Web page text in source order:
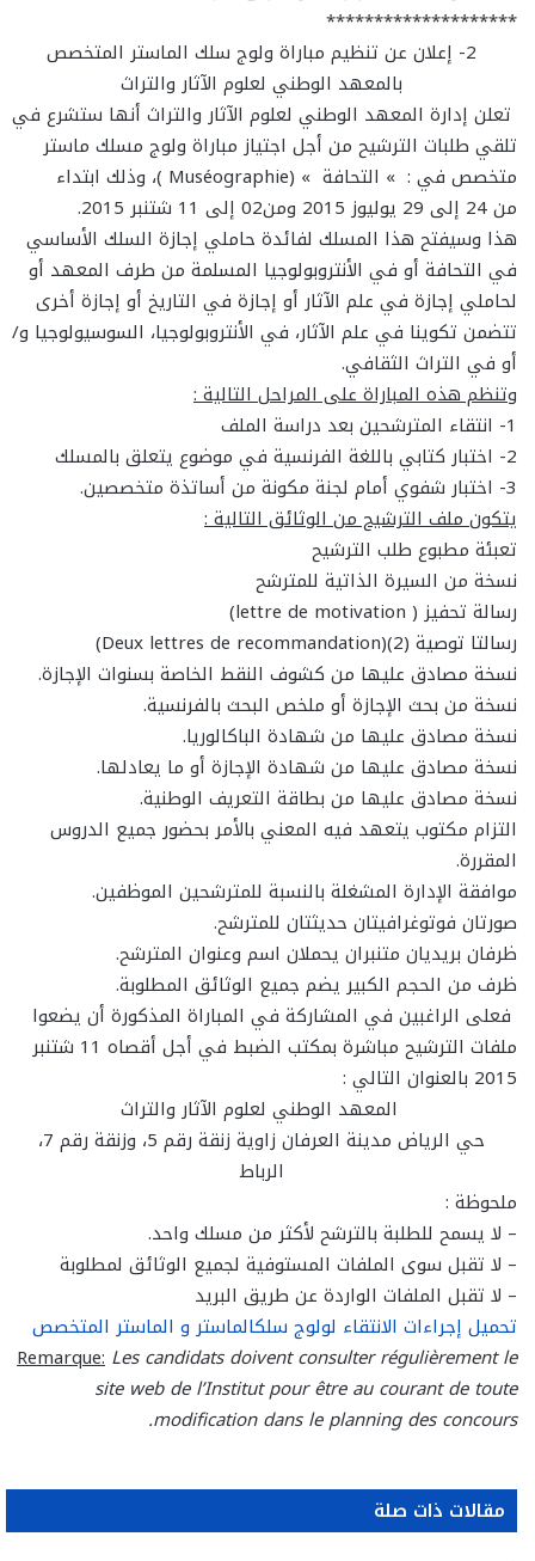
********************
2- إعلان عن تنظيم مباراة ولوج سلك الماستر المتخصص
بالمعهد الوطني لعلوم الآثار والتراث
تعلن إدارة المعهد الوطني لعلوم الآثار والتراث أنها ستشرع في
تلقي طلبات الترشيح من أجل اجتياز مباراة ولوج مسلك ماستر
متخصص في : » التحافة » (Muséographie )، وذلك ابتداء
من 24 إلى 29 يوليوز 2015 ومن02 إلى 11 شتنبر 2015.
هذا وسيفتح هذا المسلك لفائدة حاملي إجازة السلك الأساسي
في التحافة أو في الأنتروبولوجيا المسلمة من طرف المعهد أو
لحاملي إجازة في علم الآثار أو إجازة في التاريخ أو إجازة أخرى
تتضمن تكوينا في علم الآثار، في الأنتروبولوجيا، السوسيولوجيا و/
أو في التراث الثقافي.
وتنظم هذه المباراة على المراحل التالية :
1- انتقاء المترشحين بعد دراسة الملف
2- اختبار كتابي باللغة الفرنسية في موضوع يتعلق بالمسلك
3- اختبار شفوي أمام لجنة مكونة من أساتذة متخصصين.
يتكون ملف الترشيح من الوثائق التالية :
تعبئة مطبوع طلب الترشيح
نسخة من السيرة الذاتية للمترشح
رسالة تحفيز ( lettre de motivation
)
رسالتا توصية (2)(
Deux lettres de recommandation
)
نسخة مصادق عليها من كشوف النقط الخاصة بسنوات الإجازة.
نسخة من بحث الإجازة أو ملخص البحث بالفرنسية.
نسخة مصادق عليها من شهادة الباكالوريا.
نسخة مصادق عليها من شهادة الإجازة أو ما يعادلها.
نسخة مصادق عليها من بطاقة التعريف الوطنية.
التزام مكتوب يتعهد فيه المعني بالأمر بحضور جميع الدروس
المقررة.
موافقة الإدارة المشغلة بالنسبة للمترشحين الموظفين.
صورتان فوتوغرافيتان حديثتان للمترشح.
ظرفان بريديان متنبران يحملان اسم وعنوان المترشح.
ظرف من الحجم الكبير يضم جميع الوثائق المطلوبة.
فعلى الراغبين في المشاركة في المباراة المذكورة أن يضعوا
ملفات الترشيح مباشرة بمكتب الضبط في أجل أقصاه 11 شتنبر
2015 بالعنوان التالي :
المعهد الوطني لعلوم الآثار والتراث
حي الرياض مدينة العرفان زاوية زنقة رقم 5، وزنقة رقم 7،
الرباط
ملحوظة :
– لا يسمح للطلبة بالترشح لأكثر من مسلك واحد.
– لا تقبل سوى الملفات المستوفية لجميع الوثائق لمطلوبة
– لا تقبل الملفات الواردة عن طريق البريد
تحميل إجراءات الانتقاء لولوج سلكالماستر و الماستر المتخصص
Remarque: Les candidats doivent consulter régulièrement le
site web de l’Institut pour être au courant de toute
modification dans le planning des concours.
مقالات ذات صلة